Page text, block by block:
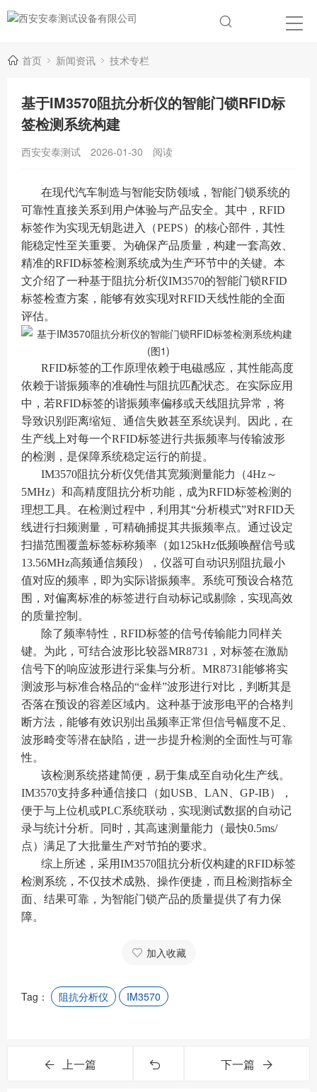
首页 新闻资讯 技术专栏
基于IM3570阻抗分析仪的智能门锁RFID标
签检测系统构建
西安安泰测试 2026-01-30 阅读
在现代汽车制造与智能安防领域，智能门锁系统的
可靠性直接关系到用户体验与产品安全。其中，RFID
标签作为实现无钥匙进入（PEPS）的核心部件，其性
能稳定性至关重要。为确保产品质量，构建一套高效、
精准的RFID标签检测系统成为生产环节中的关键。本
文介绍了一种基于阻抗分析仪IM3570的智能门锁RFID
标签检查方案，能够有效实现对RFID天线性能的全面
评估。
RFID标签的工作原理依赖于电磁感应，其性能高度
依赖于谐振频率的准确性与阻抗匹配状态。在实际应用
中，若RFID标签的谐振频率偏移或天线阻抗异常，将
导致识别距离缩短、通信失败甚至系统误判。因此，在
生产线上对每一个RFID标签进行共振频率与传输波形
的检测，是保障系统稳定运行的前提。
IM3570阻抗分析仪凭借其宽频测量能力（4Hz～
5MHz）和高精度阻抗分析功能，成为RFID标签检测的
理想工具。在检测过程中，利用其“分析模式”对RFID天
线进行扫频测量，可精确捕捉其共振频率点。通过设定
扫描范围覆盖标签标称频率（如125kHz低频唤醒信号或
13.56MHz高频通信频段），仪器可自动识别阻抗最小
值对应的频率，即为实际谐振频率。系统可预设合格范
围，对偏离标准的标签进行自动标记或剔除，实现高效
的质量控制。
除了频率特性，RFID标签的信号传输能力同样关
键。为此，可结合波形比较器MR8731，对标签在激励
信号下的响应波形进行采集与分析。MR8731能够将实
测波形与标准合格品的“金样”波形进行对比，判断其是
否落在预设的容差区域内。这种基于波形电平的合格判
断方法，能够有效识别出虽频率正常但信号幅度不足、
波形畸变等潜在缺陷，进一步提升检测的全面性与可靠
性。
该检测系统搭建简便，易于集成至自动化生产线。
IM3570支持多种通信接口（如USB、LAN、GP-IB），
便于与上位机或PLC系统联动，实现测试数据的自动记
录与统计分析。同时，其高速测量能力（最快0.5ms/
点）满足了大批量生产对节拍的要求。
综上所述，采用IM3570阻抗分析仪构建的RFID标签
检测系统，不仅技术成熟、操作便捷，而且检测指标全
面、结果可靠，为智能门锁产品的质量提供了有力保
障。
加入收藏
Tag： 阻抗分析仪 IM3570
上一篇 下一篇